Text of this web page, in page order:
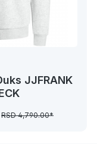
JJFRANK
RSD 4,790.00*